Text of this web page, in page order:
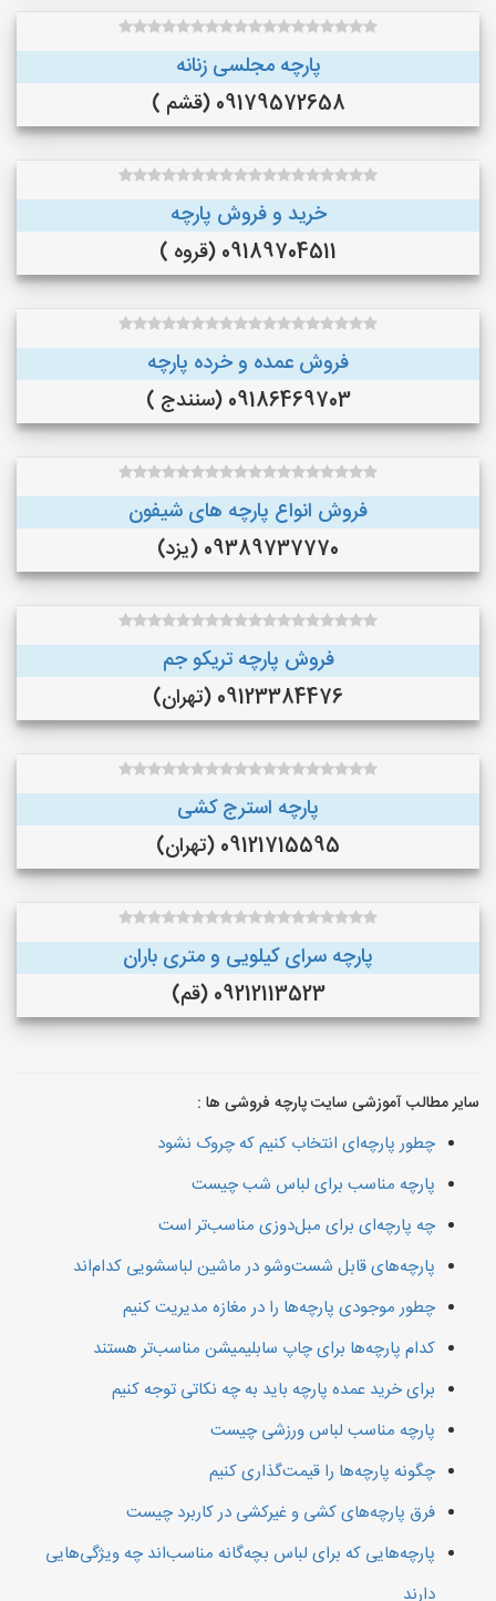
پارچه مجلسی زنانه
09179572658 (قشم )
خرید و فروش پارچه
09189704511 (قروه )
فروش عمده و خرده پارچه
09186469703 (سنندج )
فروش انواع پارچه های شیفون
09389737770 (یزد)
فروش پارچه تریکو جم
09123384476 (تهران)
پارچه استرج کشی
09121715595 (تهران)
پارچه سرای کیلویی و متری باران
09212113523 (قم)
سایر مطالب آموزشی سایت پارچه فروشی ها :
چطور پارچه‌ای انتخاب کنیم که چروک نشود
پارچه مناسب برای لباس شب چیست
چه پارچه‌ای برای مبل‌دوزی مناسب‌تر است
پارچه‌های قابل شست‌وشو در ماشین لباسشویی کدام‌اند
چطور موجودی پارچه‌ها را در مغازه مدیریت کنیم
کدام پارچه‌ها برای چاپ سابلیمیشن مناسب‌تر هستند
برای خرید عمده پارچه باید به چه نکاتی توجه کنیم
پارچه مناسب لباس ورزشی چیست
چگونه پارچه‌ها را قیمت‌گذاری کنیم
فرق پارچه‌های کشی و غیرکشی در کاربرد چیست
پارچه‌هایی که برای لباس بچه‌گانه مناسب‌اند چه ویژگی‌هایی
دارند